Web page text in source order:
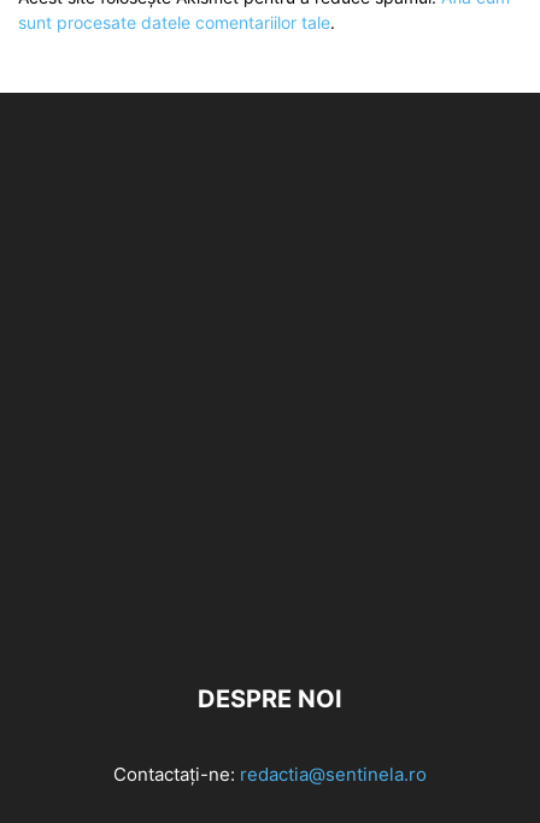
sunt procesate datele comentariilor tale.
DESPRE NOI
Contactați-ne: redactia@sentinela.ro